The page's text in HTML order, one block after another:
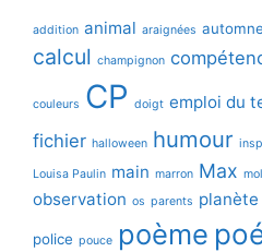
addition animal araignées automne
calcul champignon
couleurs CP doigt emploi du
fichier halloween humour
Louisa Paulin main marron Max
observation os parents planète
police pouce poème